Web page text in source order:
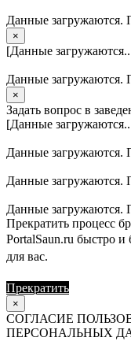
Данные загружаются.
×
[Данные
Данные загружаются.
×
Задать вопрос в
[Данные
Данные загружаются.
Данные загружаются.
Данные загружаются.
Прекратить процесс
PortalSaun.ru быстро и
для вас.
Прекратить
×
СОГЛАСИЕ
ПЕРСОНАЛЬНЫХ